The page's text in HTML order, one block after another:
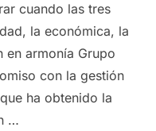
cuando las tres
la económica, la
en armonía Grupo
con la gestión
ha obtenido la
…